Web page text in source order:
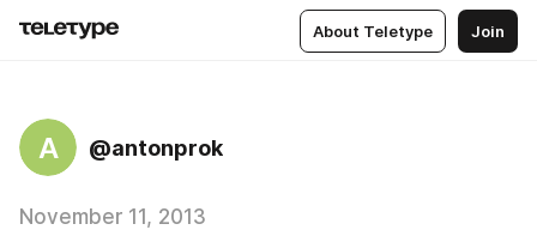
About Teletype Join
A @antonprok
November 11, 2013